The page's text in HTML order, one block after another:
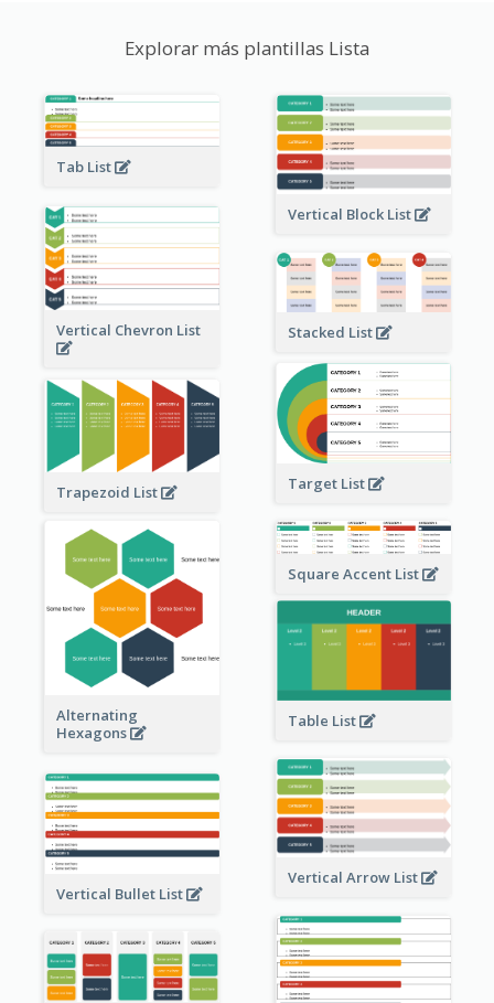
Explorar más plantillas Lista
Tab List
Vertical Block List
Vertical Chevron List Stacked List
Target List
Trapezoid List
Alternating
Hexagons
Square Accent List
Table List
Vertical Arrow List
Vertical Bullet List